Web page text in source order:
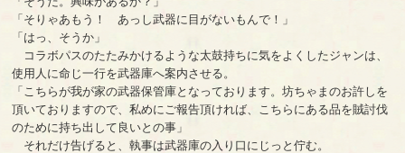
「そりゃあもう！ あっし武器に目がないもんで！」
「はっ、そうか」
コラボパスのたたみかけるような太鼓持ちに気をよくしたジャンは、
使用人に命じ一行を武器庫へ案内させる。
「こちらが我が家の武器保管庫となっております。坊ちゃまのお許しを
頂いておりますので、私めにご報告頂ければ、こちらにある品を賊討伐
のために持ち出して良いとの事」
それだけ告げると、執事は武器庫の入り口にじっと佇む。